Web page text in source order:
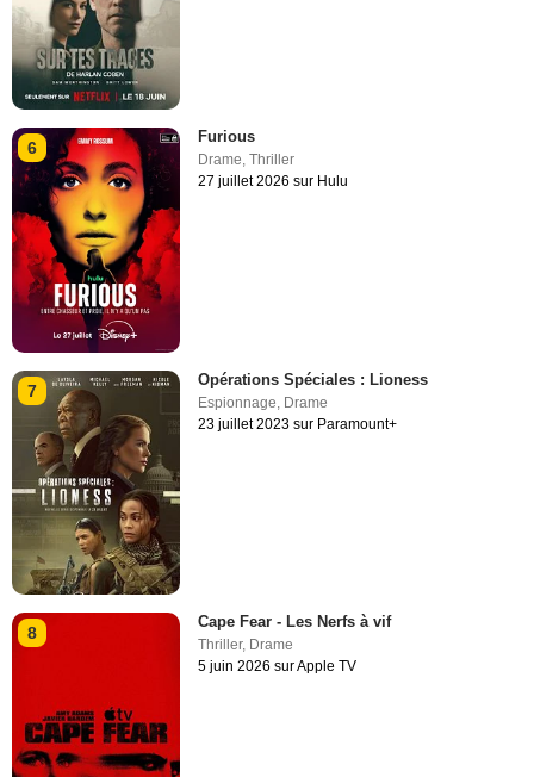
6
Furious
Drame,Thriller
27 juillet 2026 sur Hulu
7
Opérations Spéciales : Lioness
Espionnage Drame
23 juillet 2023 sur Paramount+
8
Cape Fear - Les Nerfs à vif
Thriller, Drame
5 juin 2026 sur Apple TV